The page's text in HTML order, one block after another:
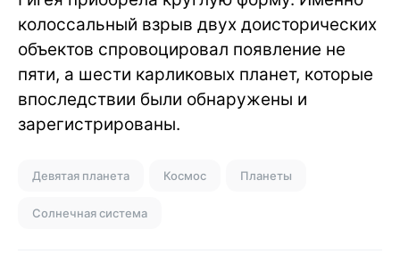
колоссальный взрыв двух доисторических
объектов спровоцировал появление не
пяти, а шести карликовых планет, которые
впоследствии были обнаружены и
зарегистрированы.
Девятая планета Космос Планеты
Солнечная система